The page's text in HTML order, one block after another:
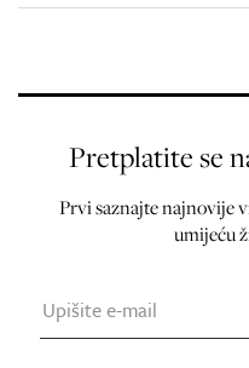
Pretplatite se
Prvi saznajte najnovije
umijeću